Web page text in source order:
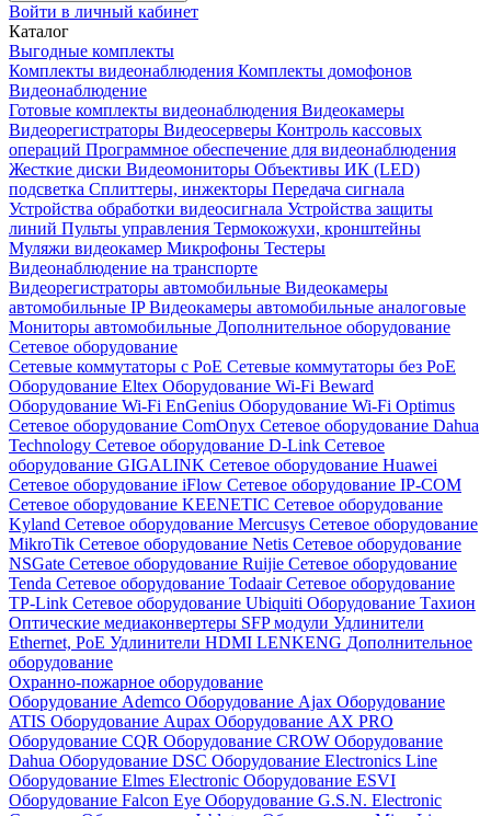
Войти в личный кабинет
Каталог
Выгодные комплекты
Комплекты видеонаблюдения Комплекты домофонов
Видеонаблюдение
Готовые комплекты видеонаблюдения Видеокамеры
Видеорегистраторы Видеосерверы Контроль кассовых
операций Программное обеспечение для видеонаблюдения
Жесткие диски Видеомониторы Объективы ИК (LED)
подсветка Сплиттеры, инжекторы Передача сигнала
Устройства обработки видеосигнала Устройства защиты
линий Пульты управления Термокожухи, кронштейны
Муляжи видеокамер Микрофоны Тестеры
Видеонаблюдение на транспорте
Видеорегистраторы автомобильные Видеокамеры
автомобильные IPВидеокамеры автомобильные аналоговые
Мониторы автомобильные Дополнительное оборудование
Сетевое оборудование
Сетевые коммутаторы с РоЕ Сетевые коммутаторы без РоЕ
Оборудование Eltex Оборудование Wi-Fi Beward
Оборудование Wi-Fi EnGenius Оборудование Wi-Fi Optimus
Сетевое оборудование ComOnyx Сетевое оборудование Dahua
Technology Сетевое оборудование D-Link Сетевое
оборудование GIGALINK Сетевое оборудование Huawei
Сетевое оборудование iFlow Сетевое оборудование IP-COM
Сетевое оборудование KEENETIC Сетевое оборудование
Kyland Сетевое оборудование Mercusys Сетевое оборудование
MikroTik Сетевое оборудование Netis Сетевое оборудование
NSGate Сетевое оборудование Ruijie Сетевое оборудование
Tenda Сетевое оборудование TodaairСетевое оборудование
TP-Link Сетевое оборудование Ubiquiti Оборудование Тахион
Оптические медиаконвертеры SFP модули Удлинители
Ethernet, PoE Удлинители HDMI LENKENG Дополнительное
оборудование
Охранно-пожарное оборудование
Оборудование Ademco Оборудование Ajax Оборудование
ATIS Оборудование Aupax Оборудование AX PRO
Оборудование CQR Оборудование CROW Оборудование
Dahua Оборудование DSC Оборудование Electronics Line
Оборудование Elmes Electronic Оборудование ESVI
Оборудование Falcon Eye Оборудование G.S.N. Electronic